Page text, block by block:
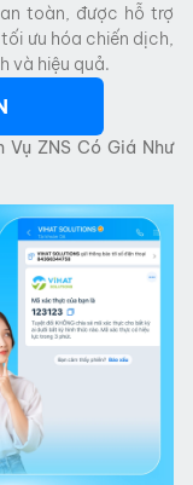
toàn, được hỗ trợ
ưu hóa chiến dịch,
và hiệu quả.
ZNS Có Giá Như